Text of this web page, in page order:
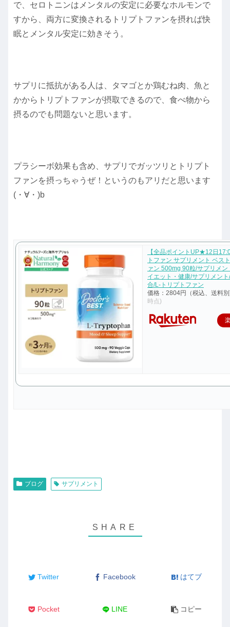
で、セロトニンはメンタルの安定に必要なホルモンで
すから、両方に変換されるトリプトファンを摂れば快
眠とメンタル安定に効きそう。
サプリに抵抗がある人は、タマゴとか鶏むね肉、魚と
かからトリプトファンが摂取できるので、食べ物から
摂るのでも問題ないと思います。
プラシーボ効果も含め、サプリでガッツリとトリプト
ファンを摂っちゃうぜ！というのもアリだと思います
(・∀・)b
【全品ポイントUP★12日
トファン サプリメント ベス
ァン 500mg 90粒/サプリメン
イエット・健康/サプリメン
合/L-トリプトファン
価格：2804円（税込、送料
時点)
ブログ サプリメント
Twitter Facebook はてブ
Pocket LINE コピー